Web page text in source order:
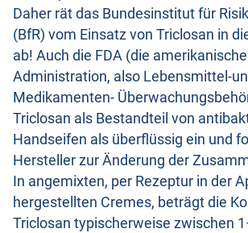
Daher rät das Bundesinstitut für
(BfR) vom Einsatz von Triclosan in
ab! Auch die FDA (die
Administration, also Lebensmittel-
Medikamenten-
Triclosan als Bestandteil von
Handseifen als überflüssig ein und
Hersteller zur Änderung der
In angemixten, per Rezeptur in der
hergestellten Cremes, beträgt die
Triclosan typischerweise zwischen